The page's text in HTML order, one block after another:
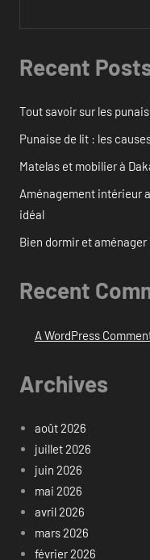
Recent
Tout savoir sur les
Punaise de lit : les
Matelas et mobilier à
Aménagement intérieur
idéal
Bien dormir et
Recent
A WordPress
Archives
août 2026
juillet 2026
juin 2026
mai 2026
avril 2026
mars 2026
février 2026